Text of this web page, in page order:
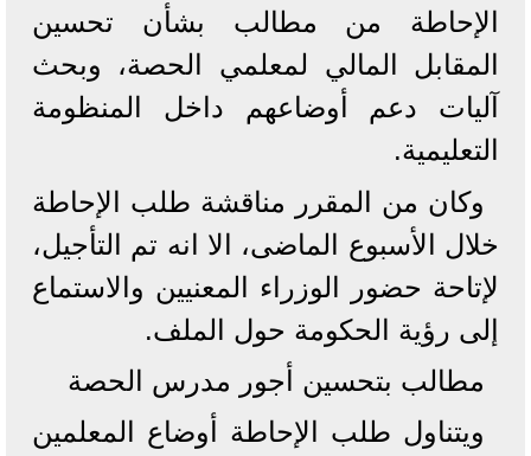
الإحاطة من مطالب بشأن تحسين
المقابل المالي لمعلمي الحصة، وبحث
آليات دعم أوضاعهم داخل المنظومة
التعليمية.
وكان من المقرر مناقشة طلب الإحاطة
خلال الأسبوع الماضى، الا انه تم التأجيل،
لإتاحة حضور الوزراء المعنيين والاستماع
إلى رؤية الحكومة حول الملف.
مطالب بتحسين أجور مدرس الحصة
ويتناول طلب الإحاطة أوضاع المعلمين